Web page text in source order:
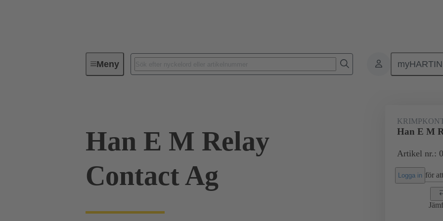
MenyIndustriella kontaktdon / Han® Kontakter Elektrisk
Han E M Relay
Contact Ag
Han E M
Artikel nr.:
Logga in för